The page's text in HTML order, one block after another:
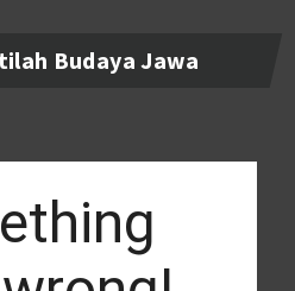
Budaya Jawa